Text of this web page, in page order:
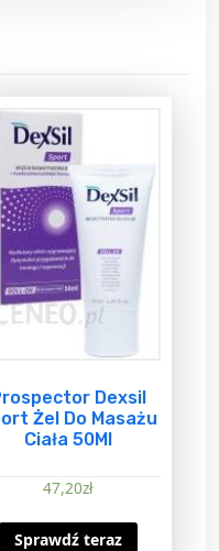
Dexsil
Żel Do Masażu
Ciała 50Ml
47,20zł
Sprawdź teraz